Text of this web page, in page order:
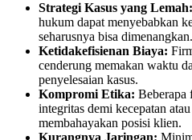
Strategi Kasus yang Lemah:
hukum dapat menyebabkan
seharusnya bisa dimenangkan.
Ketidakefisienan Biaya:
cenderung memakan waktu
penyelesaian kasus.
Kompromi Etika: Beberapa
integritas demi kecepatan
membahayakan posisi klien.